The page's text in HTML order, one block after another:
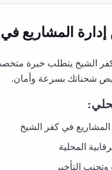
إدارة المشاريع
الشيخ يتطلب خبرة
شحناتك بسرعة وأمان.
المشاريع في كفر الشيخ
المحلية
التأخير